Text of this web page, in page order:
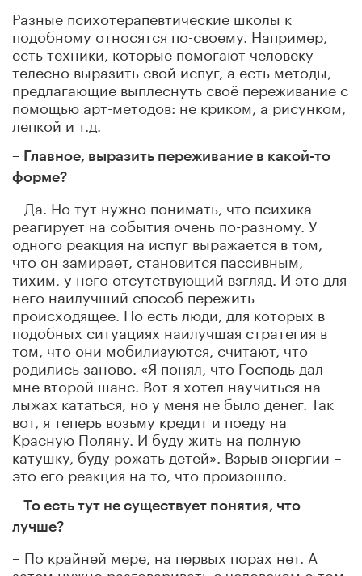
Разные психотерапевтические школы к
подобному относятся по-своему. Например,
есть техники, которые помогают человеку
телесно выразить свой испуг, а есть методы,
предлагающие выплеснуть своё переживание с
помощью арт-методов: не криком, а рисунком,
лепкой и т.д.
– Главное, выразить переживание в какой-то
форме?
– Да. Но тут нужно понимать, что психика
реагирует на события очень по-разному. У
одного реакция на испуг выражается в том,
что он замирает, становится пассивным,
тихим, у него отсутствующий взгляд. И это для
него наилучший способ пережить
происходящее. Но есть люди, для которых в
подобных ситуациях наилучшая стратегия в
том, что они мобилизуются, считают, что
родились заново. «Я понял, что Господь дал
мне второй шанс. Вот я хотел научиться на
лыжах кататься, но у меня не было денег. Так
вот, я теперь возьму кредит и поеду на
Красную Поляну. И буду жить на полную
катушку, буду рожать детей». Взрыв энергии –
это его реакция на то, что произошло.
– То есть тут не существует понятия, что
лучше?
– По крайней мере, на первых порах нет. А